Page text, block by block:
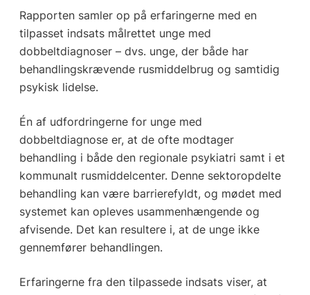
Rapporten samler op på erfaringerne med en
tilpasset indsats målrettet unge med
dobbeltdiagnoser – dvs. unge, der både har
behandlingskrævende rusmiddelbrug og samtidig
psykisk lidelse.
Én af udfordringerne for unge med
dobbeltdiagnose er, at de ofte modtager
behandling i både den regionale psykiatri samt i et
kommunalt rusmiddelcenter. Denne sektoropdelte
behandling kan være barrierefyldt, og mødet med
systemet kan opleves usammenhængende og
afvisende. Det kan resultere i, at de unge ikke
gennemfører behandlingen.
Erfaringerne fra den tilpassede indsats viser, at